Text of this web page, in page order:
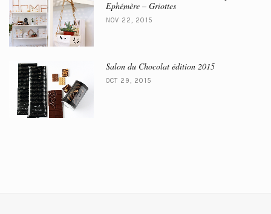
Ephémère – Griottes
NOV 22, 2015
Salon du Chocolat édition 2015
OCT 29, 2015